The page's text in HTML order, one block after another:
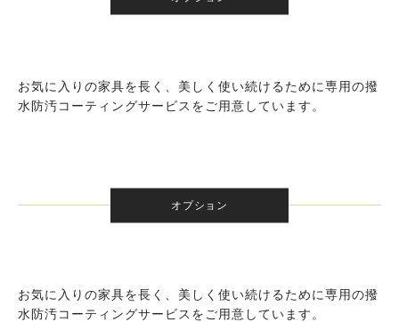
お気に入りの家具を長く、美しく使い続けるために専用の撥
水防汚コーティングサービスをご用意しています。
オプション
お気に入りの家具を長く、美しく使い続けるために専用の撥
水防汚コーティングサービスをご用意しています。